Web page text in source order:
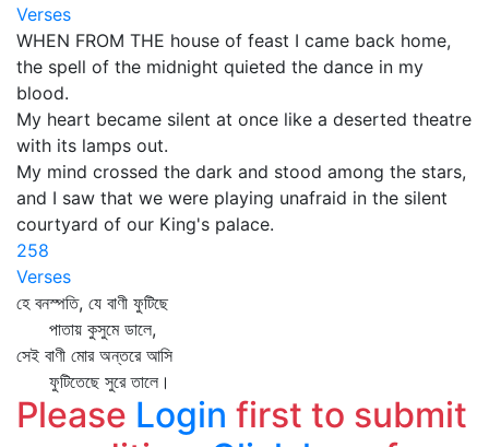
Verses
WHEN FROM THE house of feast I came back home,
the spell of the midnight quieted the dance in my
blood.
My heart became silent at once like a deserted theatre
with its lamps out.
My mind crossed the dark and stood among the stars,
and I saw that we were playing unafraid in the silent
courtyard of our King's palace.
258
Verses
হে বনস্পতি, যে বাণী ফুটিছে
পাতায় কুসুমে ডালে,
সেই বাণী মোর অন্তরে আসি
ফুটিতেছে সুরে তালে।
Please Login first to submit